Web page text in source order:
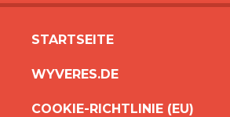
SPRINGEN
STARTSEITE
WYVERES.DE
COOKIE-RICHTLINIE (EU)